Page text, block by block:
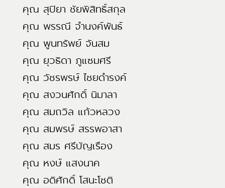
คุณ สุปิยา ชัยพิสิทธิ์สกุล
คุณ พรรณี จำนงค์พันธ์
คุณ พูนทรัพย์ จันสม
คุณ ยุวธิดา ภูแซมศรี
คุณ วัชรพรษ์ ไชยดำรงค์
คุณ สงวนศักดิ์ นิมาลา
คุณ สมถวิล แก้วหลวง
คุณ สมพรษ์ สรรพอาสา
คุณ สมร ศรีบัญเรือง
คุณ หงษ์ แสงนาค
คุณ อดิศักดิ์ โสนะโชติ